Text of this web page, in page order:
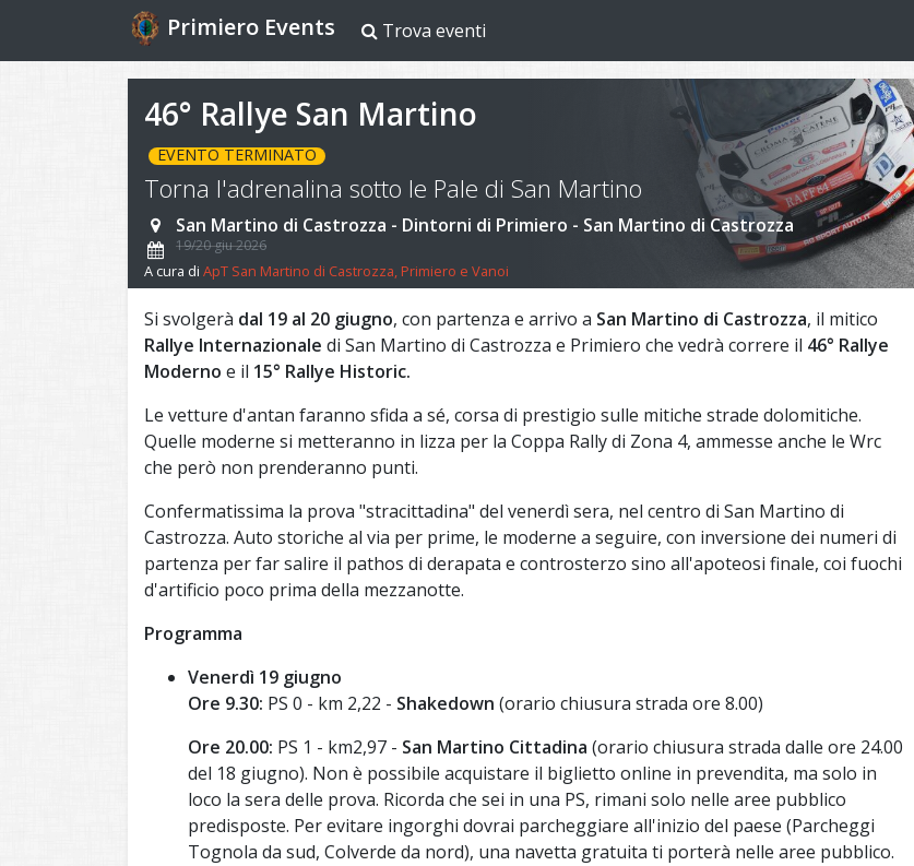
Primiero Events Trova eventi
46° Rallye San Martino
EVENTO TERMINATO
Torna l'adrenalina sotto le Pale di San Martino
San Martino di Castrozza - Dintorni di Primiero - San Martino di Castrozza
19/20 giu 2026
A cura di ApT San Martino di Castrozza, Primiero e Vanoi
Si svolgerà dal 19 al 20 giugno, con partenza e arrivo a San Martino di Castrozza, il mitico
Rallye Internazionale di San Martino di Castrozza e Primiero che vedrà correre il 46° Rallye
Moderno e il 15° Rallye Historic.
Le vetture d'antan faranno sfida a sé, corsa di prestigio sulle mitiche strade dolomitiche.
Quelle moderne si metteranno in lizza per la Coppa Rally di Zona 4, ammesse anche le Wrc
che però non prenderanno punti.
Confermatissima la prova "stracittadina" del venerdì sera, nel centro di San Martino di
Castrozza. Auto storiche al via per prime, le moderne a seguire, con inversione dei numeri di
partenza per far salire il pathos di derapata e controsterzo sino all'apoteosi finale, coi fuochi
d'artificio poco prima della mezzanotte.
Programma
Venerdì 19 giugno
Ore 9.30: PS 0 - km 2,22 - Shakedown (orario chiusura strada ore 8.00)
Ore 20.00: PS 1 - km2,97 - San Martino Cittadina (orario chiusura strada dalle ore 24.00
del 18 giugno). Non è possibile acquistare il biglietto online in prevendita, ma solo in
loco la sera delle prova. Ricorda che sei in una PS, rimani solo nelle aree pubblico
predisposte. Per evitare ingorghi dovrai parcheggiare all'inizio del paese (Parcheggi
Tognola da sud, Colverde da nord), una navetta gratuita ti porterà nelle aree pubblico.